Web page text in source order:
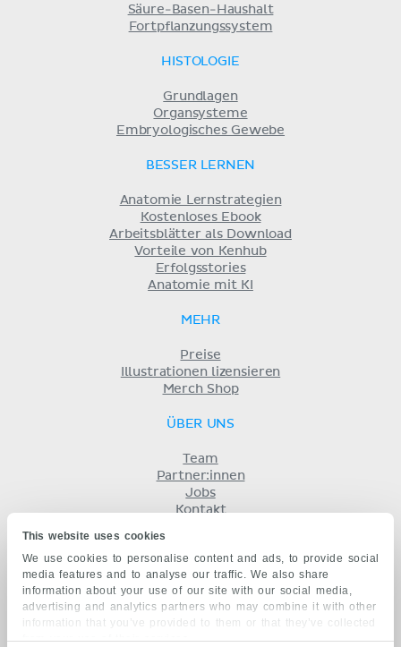
This website uses cookies
We use cookies to personalise content and ads, to provide social
media features and to analyse our traffic. We also share
information about your use of our site with our social media,
advertising and analytics partners who may combine it with other
information that you’ve provided to them or that they’ve collected
from your use of their services.
Säure-Basen-Haushalt
Fortpflanzungssystem
HISTOLOGIE
Grundlagen
Organsysteme
Embryologisches Gewebe
BESSER LERNEN
Anatomie Lernstrategien
Kostenloses Ebook
Arbeitsblätter als Download
Vorteile von Kenhub
Erfolgsstories
Anatomie mit KI
MEHR
Preise
Illustrationen lizensieren
Merch Shop
ÜBER UNS
Team
Partner:innen
Jobs
Kontakt
Datenschutz
KENHUB AUF...
English